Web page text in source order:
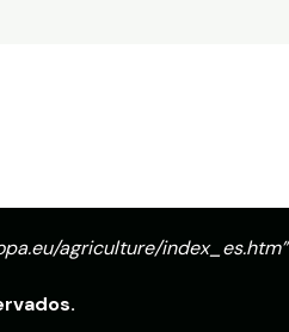
agriculture/index_es.htm”